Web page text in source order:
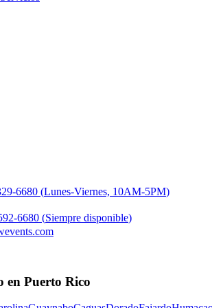
6680 (Lunes-Viernes, 10AM-5PM)
6680 (Siempre disponible)
en Puerto Rico